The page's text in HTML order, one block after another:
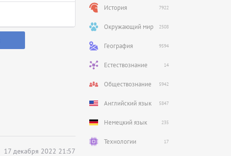
17 декабря 2022 21:57
История 7922
Окружающий мир 2508
География 9594
Естествознание 14
Обществознание 5942
Английский язык 5847
Немецкий язык 235
Технологии 17